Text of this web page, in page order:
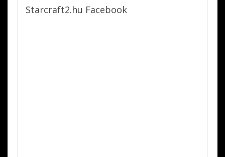
Starcraft2.hu Facebook